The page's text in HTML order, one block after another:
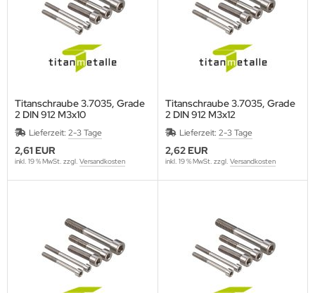
Titanschraube 3.7035, Grade
2 DIN 912 M3x10
Lieferzeit: 2-3 Tage
2,61 EUR
inkl. 19 % MwSt. zzgl. Versandkosten
Titanschraube 3.7035, Grade
2 DIN 912 M3x12
Lieferzeit: 2-3 Tage
2,62 EUR
inkl. 19 % MwSt. zzgl. Versandkosten